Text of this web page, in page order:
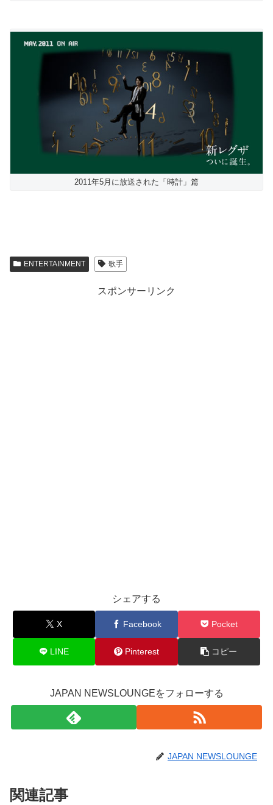
2011年5月に放送された「時計」篇
ENTERTAINMENT 歌手
スポンサーリンク
シェアする
X Facebook Pocket
LINE Pinterest コピー
JAPAN NEWSLOUNGEをフォローする
JAPAN NEWSLOUNGE
関連記事